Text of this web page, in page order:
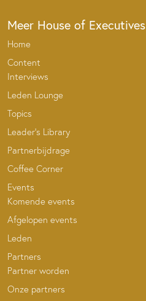
Meer House of Executives
Home
Content
Interviews
Leden Lounge
Topics
Leader’s Library
Partnerbijdrage
Coffee Corner
Events
Komende events
Afgelopen events
Leden
Partners
Partner worden
Onze partners